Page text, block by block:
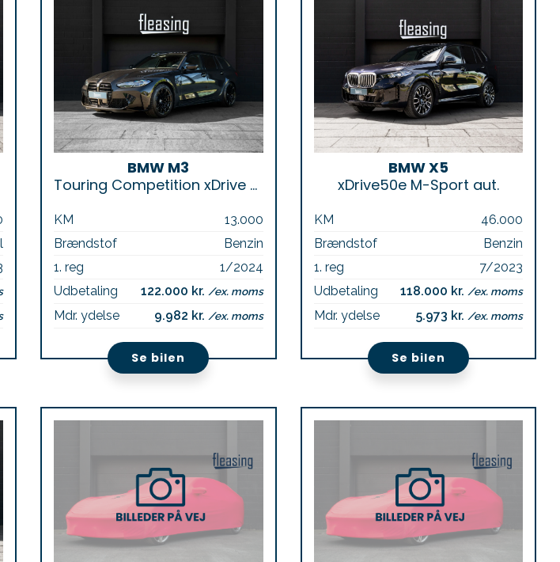
BMW M3
Touring Competition xDrive aut.
KM
13.000
Brændstof
Benzin
1. reg
1/2024
Udbetaling
122.000 kr. /ex. moms
Mdr. ydelse 9.982 kr. /ex. moms
Se bilen
BMW X5
xDrive50e M-Sport aut.
KM
46.000
Brændstof
Benzin
1. reg
7/2023
Udbetaling
118.000 kr. /ex. moms
Mdr. ydelse 5.973 kr. /ex. moms
Se bilen